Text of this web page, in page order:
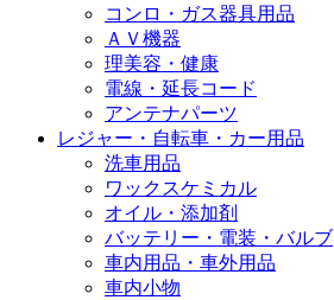
コンロ・ガス器具用品
ＡＶ機器
理美容・健康
電線・延長コード
アンテナパーツ
レジャー・自転車・カー用品
洗車用品
ワックスケミカル
オイル・添加剤
バッテリー・電装・バルブ
車内用品・車外用品
車内小物